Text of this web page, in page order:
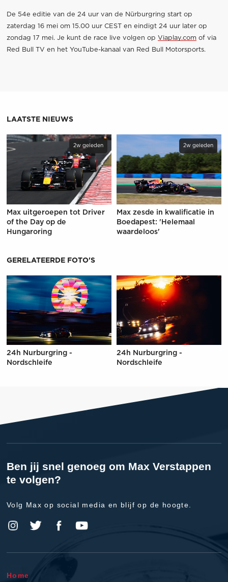
De 54e editie van de 24 uur van de Nürburgring start op
zaterdag 16 mei om 15.00 uur CEST en eindigt 24 uur later op
zondag 17 mei. Je kunt de race live volgen op Viaplay.comof via
Red Bull TV en het YouTube-kanaal van Red Bull Motorsports.
LAATSTE NIEUWS
2w geleden
Max uitgeroepen tot Driver
of the Day op de
Hungaroring
2w geleden
Max zesde in kwalificatie in
Boedapest: 'Helemaal
waardeloos'
GERELATEERDE FOTO'S
24h Nurburgring -
Nordschleife
24h Nurburgring -
Nordschleife
Ben jij snel genoeg om Max Verstappen
te volgen?
Volg Max op social media en blijf op de hoogte.
Home